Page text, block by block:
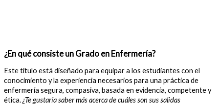
¿En qué consiste un Grado en Enfermería?
Este título está diseñado para equipar a los estudiantes con el
conocimiento y la experiencia necesarios para una práctica de
enfermería segura, compasiva, basada en evidencia, competente y
ética.¿Te gustaría saber más acerca de cuáles son sus salidas